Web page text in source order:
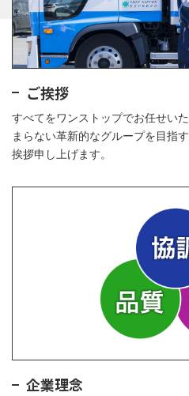
ご挨拶
すべてをワンストップでお任せい
まらない革新的なグループを目指
挨拶申し上げます。
企業理念